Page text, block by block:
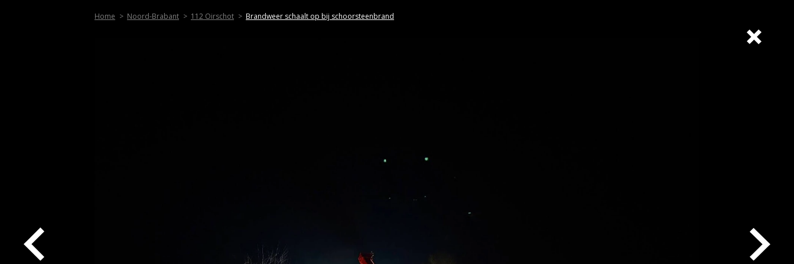
Home Noord-Brabant 112 Oirschot Brandweer schaalt op bij schoorsteenbrand